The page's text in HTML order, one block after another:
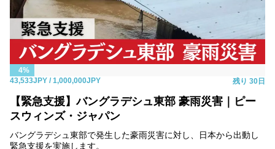
4%
43,533JPY / 1,000,000JPY 残り 30日
【緊急支援】バングラデシュ東部 豪雨災害｜ピー
スウィンズ・ジャパン
バングラデシュ東部で発生した豪雨災害に対し、日本から出動し
緊急支援を実施します。